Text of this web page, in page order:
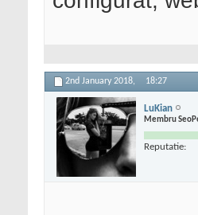
2nd January 2018, 18:27
LuKian
Membru
Reputatie: